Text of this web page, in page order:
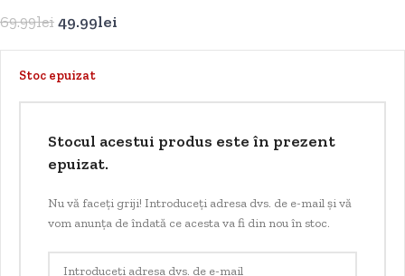
69.99lei49.99lei
Stoc epuizat
Stocul acestui produs este în prezent
epuizat.
Nu vă faceți griji! Introduceți adresa dvs. de e-mail și vă
vom anunța de îndată ce acesta va fi din nou în stoc.